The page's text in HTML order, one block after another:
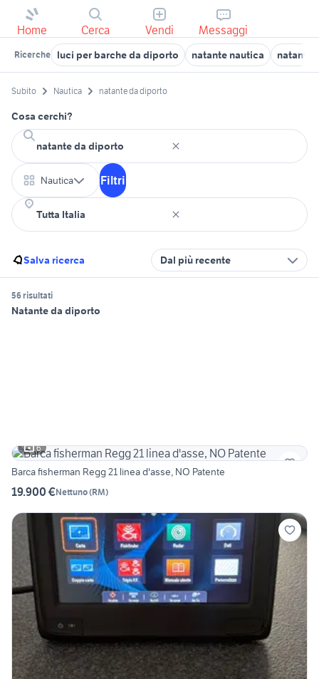
Home Cerca Vendi Messaggi
Ricerche luci per barche da diporto natante nautica natante
Subito Nautica natante da diporto
Cosa cerchi?
Nautica Filtri
Salva ricerca Dal più recente
56 risultati
Natante da diporto
6
Barca fisherman Regg 21 linea d'asse, NO Patente
19.900 €Nettuno(RM)